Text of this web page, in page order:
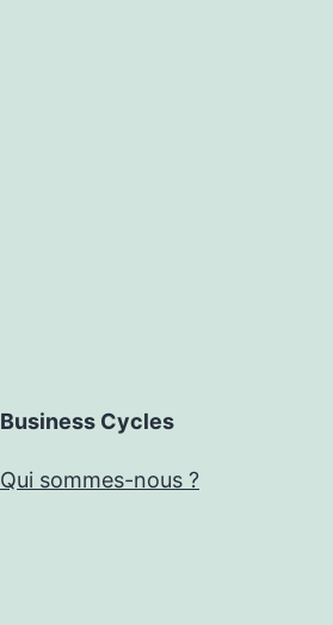
Business Cycles
Qui sommes-nous ?